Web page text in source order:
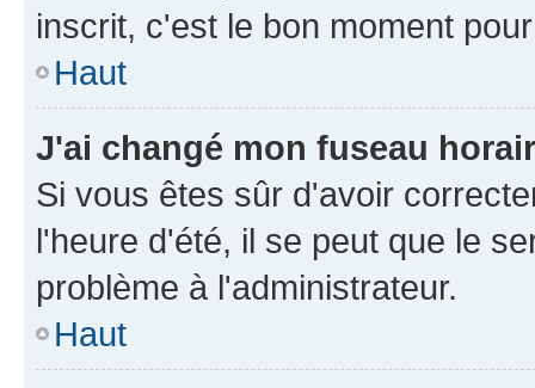
inscrit, c'est le bon moment
Haut
J'ai changé mon fuseau
Si vous êtes sûr d'avoir
l'heure d'été, il se peut que le
problème à l'administrateur.
Haut